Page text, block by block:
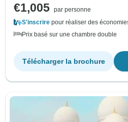
€1,005 par personne
S'inscrire pour réaliser des
Prix basé sur une chambre double
Télécharger la brochure